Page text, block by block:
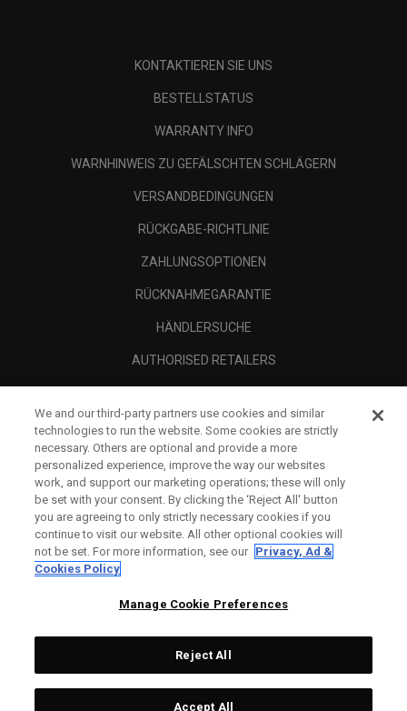
KONTAKTIEREN SIE UNS
BESTELLSTATUS
WARRANTY INFO
WARNHINWEIS ZU GEFÄLSCHTEN SCHLÄGERN
VERSANDBEDINGUNGEN
RÜCKGABE-RICHTLINIE
ZAHLUNGSOPTIONEN
RÜCKNAHMEGARANTIE
HÄNDLERSUCHE
AUTHORISED RETAILERS
UNTERNEHMENSPROFIL
RECHTLICHES-
Topgolf Callaway Brands.
We and our third-party partners use cookies and similar
technologies to run the website. Some cookies are strictly
necessary. Others are optional and provide a more
personalized experience, improve the way our websites
work, and support our marketing operations; these will only
be set with your consent. By clicking the ‘Reject All' button
you are agreeing to only strictly necessary cookies if you
continue to visit our website. All other optional cookies will
not be set. For more information, see our Privacy, Ad &
Cookies Policy
Manage Cookie Preferences
Reject All
Accept All